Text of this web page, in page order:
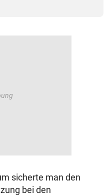
sicherte man den
bei den